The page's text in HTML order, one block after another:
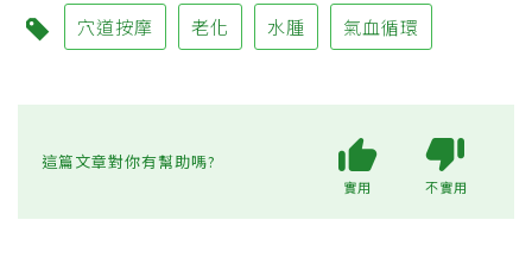
穴道按摩 老化 水腫 氣血循環
這篇文章對你有幫助嗎?
實用 不實用